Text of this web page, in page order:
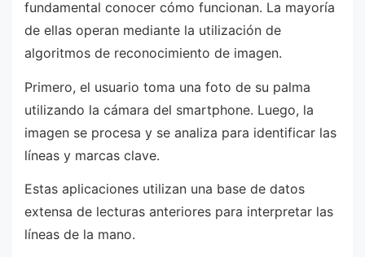
fundamental conocer cómo funcionan. La mayoría
de ellas operan mediante la utilización de
algoritmos de reconocimiento de imagen.
Primero, el usuario toma una foto de su palma
utilizando la cámara del smartphone. Luego, la
imagen se procesa y se analiza para identificar las
líneas y marcas clave.
Estas aplicaciones utilizan una base de datos
extensa de lecturas anteriores para interpretar las
líneas de la mano.